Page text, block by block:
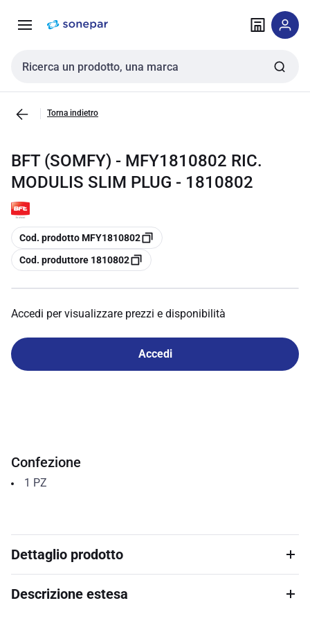
navigazione alla
Cerca input
Torna indietro
BFT (SOMFY) - MFY1810802 RIC.
MODULIS SLIM PLUG - 1810802
copia
Cod. prodotto MFY1810802
copia
Cod. produttore 1810802
Accedi per visualizzare prezzi e disponibilità
Accedi
Confezione
1 PZ
Dettaglio prodotto
Descrizione estesa